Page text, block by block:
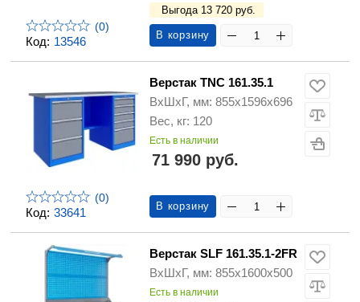
Код: 13546
(0)
Выгода 13 720 руб.
В корзину
Код: 33641
(0)
Верстак TNC 161.35.1
ВхШхГ, мм: 855х1596х696
Вес, кг: 120
Есть в наличии
71 990 руб.
В корзину
Верстак SLF 161.35.1-2FR
ВхШхГ, мм: 855x1600x500
Есть в наличии